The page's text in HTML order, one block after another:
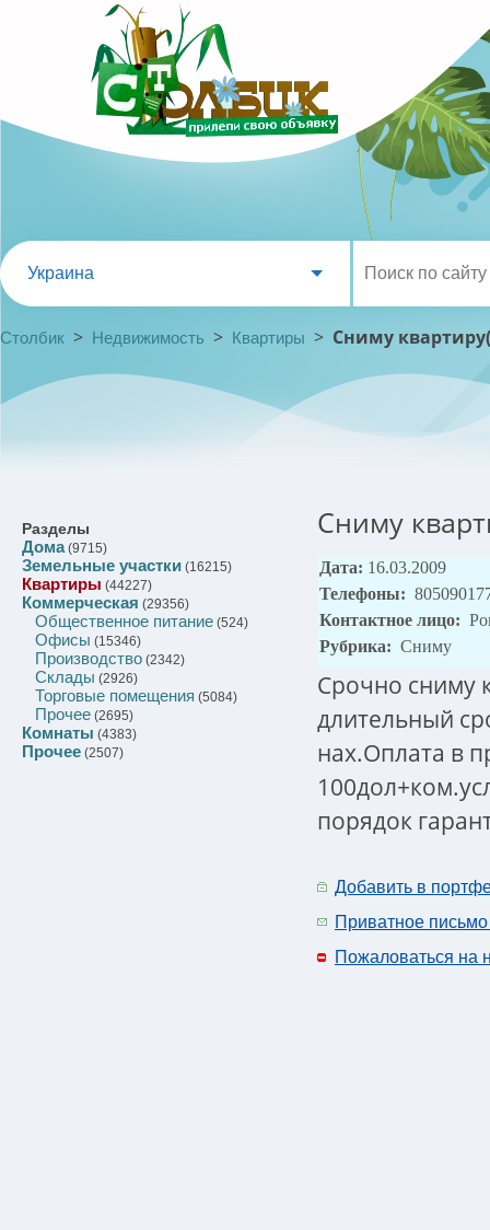
Украина
Столбик > Недвижимость > Квартиры > Сниму
Разделы
Дома(9715)
Земельные участки (16215)
Квартиры (44227)
Коммерческая (29356)
Общественное питание (524)
Офисы (15346)
Производство (2342)
Склады (2926)
Торговые помещения (5084)
Прочее (2695)
Комнаты (4383)
Прочее (2507)
Сниму
Дата: 16.03.2009
Телефоны:
Контактное лицо:
Рубрика: Сниму
Срочно сниму
длительный
нах.Оплата в
порядок
Добавить в
Приватное письмо
Пожаловаться на